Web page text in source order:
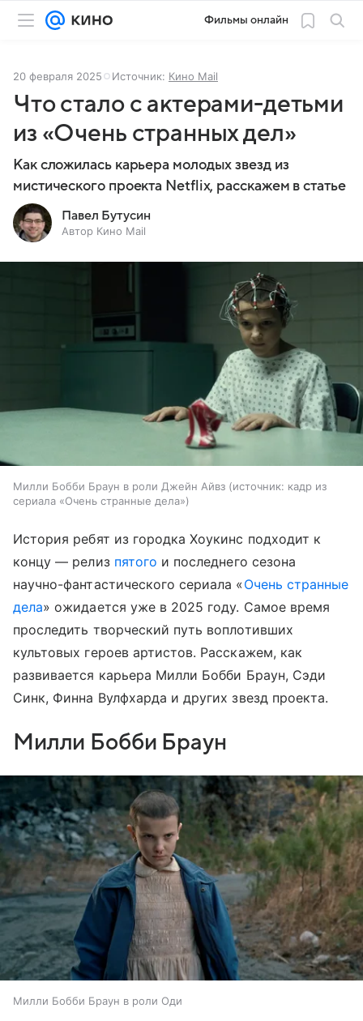
Фильмы онлайн
20 февраля 2025 Источник: Кино Mail
Что стало с актерами-детьми
из «Очень странных дел»
Как сложилась карьера молодых звезд из
мистического проекта Netflix, расскажем в статье
Павел Бутусин
Автор Кино Mail
Милли Бобби Браун в роли Джейн Айвз источник: кадр из
сериала «Очень странные дела»
История ребят из городка Хоукинс подходит к
концу — релиз пятого и последнего сезона
научно-фантастического сериала «Очень странные
дела» ожидается уже в 2025 году. Самое время
проследить творческий путь воплотивших
культовых героев артистов. Расскажем, как
развивается карьера Милли Бобби Браун, Сэди
Синк, Финна Вулфхарда и других звезд проекта.
Милли Бобби Браун
Милли Бобби Браун в роли Оди